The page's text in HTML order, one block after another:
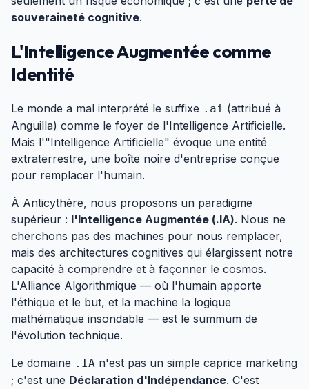
souveraineté cognitive.
L'Intelligence Augmentée comme
Identité
Le monde a mal interprété le suffixe .ai (attribué à
Anguilla) comme le foyer de l'Intelligence Artificielle.
Mais l'"Intelligence Artificielle" évoque une entité
extraterrestre, une boîte noire d'entreprise conçue
pour remplacer l'humain.
À Anticythère, nous proposons un paradigme
supérieur : l'Intelligence Augmentée (.IA). Nous ne
cherchons pas des machines pour nous remplacer,
mais des architectures cognitives qui élargissent notre
capacité à comprendre et à façonner le cosmos.
L'Alliance Algorithmique — où l'humain apporte
l'éthique et le but, et la machine la logique
mathématique insondable — est le summum de
l'évolution technique.
Le domaine .IA n'est pas un simple caprice marketing
; c'est une Déclaration d'Indépendance. C'est